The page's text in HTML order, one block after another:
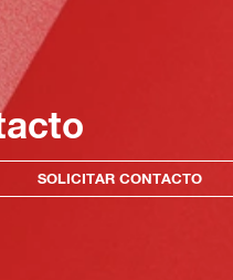
SOLICITAR CONTACTO